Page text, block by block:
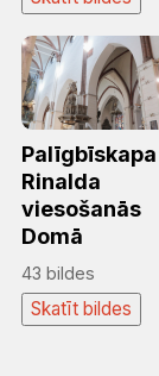
Palīgbīskapa
Rinalda
viesošanās
Domā
43 bildes
Skatīt bildes